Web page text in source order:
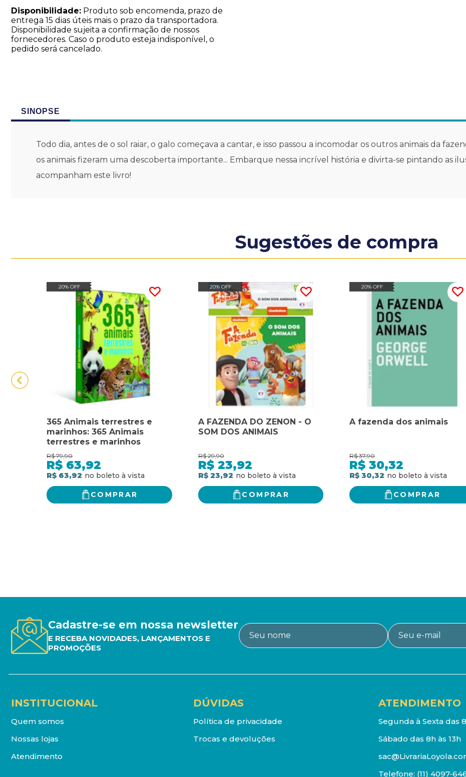
Disponibilidade: Produto sob encomenda, prazo de
entrega 15 dias úteis mais o prazo da transportadora.
Disponibilidade sujeita a confirmação de nossos
fornecedores. Caso o produto esteja indisponível, o
pedido será cancelado.
SINOPSE
Todo dia, antes de o sol raiar, o galo começava a cantar, e isso passou a incomodar os outros animais da
os animais fizeram uma descoberta importante... Embarque nessa incrível história e divirta-se pintando as
acompanham este livro!
Sugestões de compra
20% OFF
365 Animais terrestres e
marinhos: 365 Animais
terrestres e marinhos
R$ 79,90
R$ 63,92
R$ 63,92
COMPRAR
20% OFF
A FAZENDA DO ZENON - O
SOM DOS ANIMAIS
R$ 29,90
R$ 23,92
R$ 23,92
COMPRAR
20% OFF
A fazenda dos animais
R$ 37,90
R$ 30,32
R$ 30,32
COMPRAR
Cadastre-se em nossa newsletter
E RECEBA NOVIDADES, LANÇAMENTOS E
PROMOÇÕES
INSTITUCIONAL
Quem somos
Nossas lojas
Atendimento
DÚVIDAS
Política de privacidade
Trocas e devoluções
ATENDIMENTO
Segunda à Sexta das
Sábado das 8h às 13h
Telefone: (11) 4097-